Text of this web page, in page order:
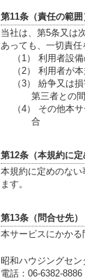
第11条（責任の範囲
当社は、第5条又は
あっても、一切責任
（1） 利用者設
（2） 利用者が
（3） 紛争又は
第三者との
（4） その他本
合
第12条（本規約に定
本規約に定めのな
ます。
第13条（問合せ先）
本サービスにかかる
昭和ハウジングセン
電話：06-6382-8886